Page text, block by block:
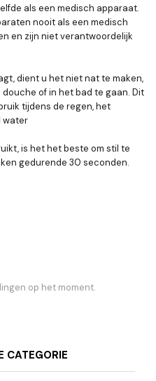
als een medisch apparaat.
nooit als een medisch
en zijn niet verantwoordelijk
dient u het niet nat te maken,
of in het bad te gaan. Dit
tijdens de regen, het
water
is het het beste om stil te
gedurende 30 seconden.
op het moment.
CATEGORIE